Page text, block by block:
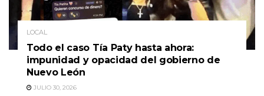
LOCAL
Todo el caso Tía Paty hasta ahora:
impunidad y opacidad del gobierno de
Nuevo León
JULIO 30, 2026